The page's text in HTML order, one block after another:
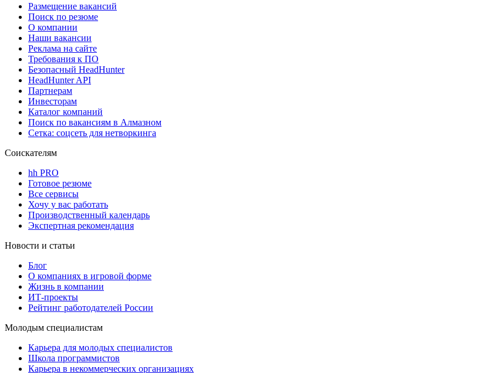
Размещение вакансий
Поиск по резюме
О компании
Наши вакансии
Реклама на сайте
Требования к ПО
Безопасный HeadHunter
HeadHunter API
Партнерам
Инвесторам
Каталог компаний
Поиск по вакансиям в Алмазном
Сетка: соцсеть для нетворкинга
Соискателям
hh PRO
Готовое резюме
Все сервисы
Хочу у вас работать
Производственный календарь
Экспертная рекомендация
Новости и статьи
Блог
О компаниях в игровой форме
Жизнь в компании
ИТ-проекты
Рейтинг работодателей России
Молодым специалистам
Карьера для молодых специалистов
Школа программистов
Карьера в некоммерческих организациях